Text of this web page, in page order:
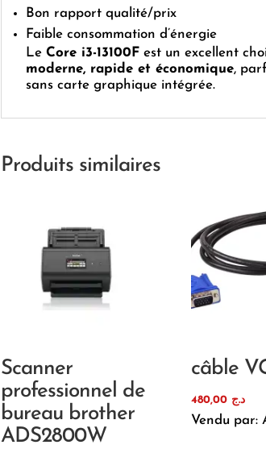
Bon rapport qualité/prix
Faible consommation d’énergie
Le Core i3-13100Fest un excellent
moderne, rapide et économique,
sans carte graphique intégrée.
Produits similaires
Scanner
professionnel de
bureau brother
ADS2800W
câble
د.ج 480,00
Vendu par: